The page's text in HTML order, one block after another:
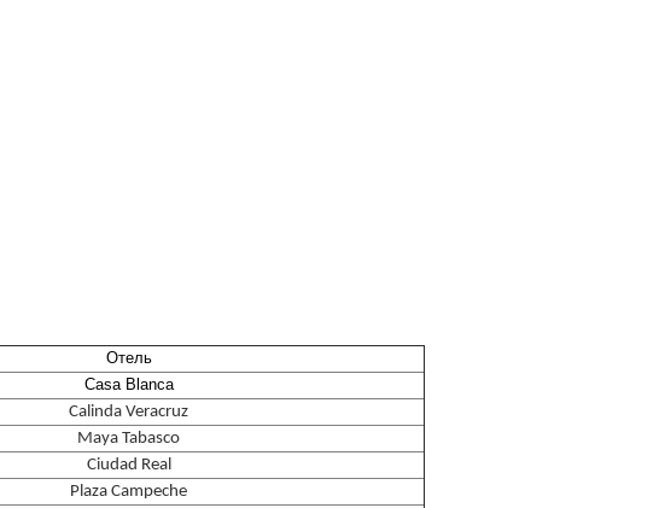
Отель
Casa Blanca
Calinda Veracruz
Maya Tabasco
Ciudad Real
Plaza Campeche